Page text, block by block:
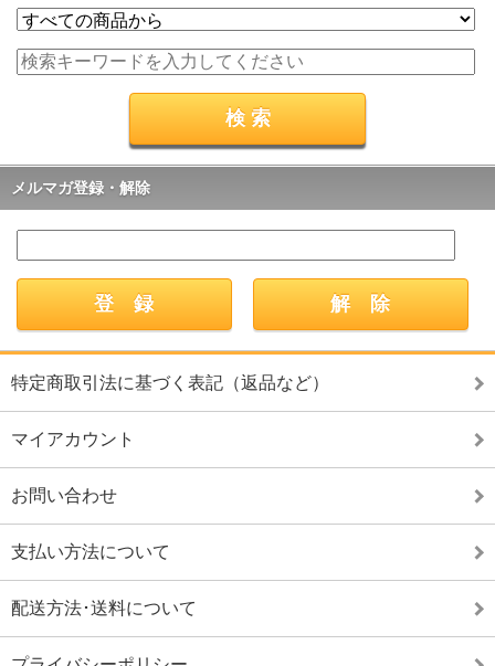
メルマガ登録・解除
特定商取引法に基づく表記（返品など）
マイアカウント
お問い合わせ
支払い方法について
配送方法･送料について